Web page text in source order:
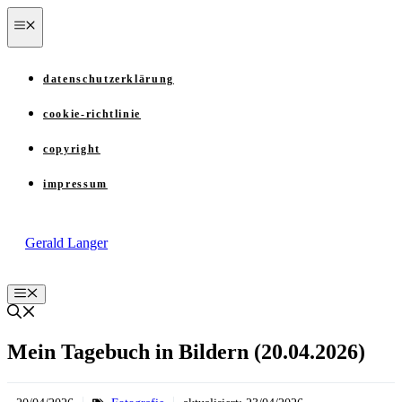
Zum
Inhalt
springen
datenschutzerklärung
cookie-richtlinie
copyright
impressum
Gerald Langer
Menü
Mein Tagebuch in Bildern (20.04.2026)